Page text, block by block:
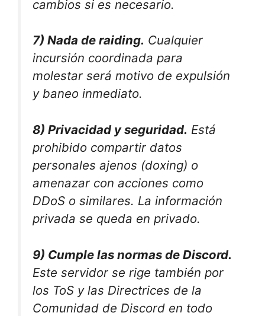
cambios si es necesario.
7) Nada de raiding. Cualquier
incursión coordinada para
molestar será motivo de expulsión
y baneo inmediato.
8) Privacidad y seguridad. Está
prohibido compartir datos
personales ajenos (doxing) o
amenazar con acciones como
DDoS o similares. La información
privada se queda en privado.
9) Cumple las normas de Discord.
Este servidor se rige también por
los ToS y las Directrices de la
Comunidad de Discord en todo